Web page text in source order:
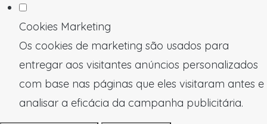
Cookies Marketing
Os cookies de marketing são usados para
entregar aos visitantes anúncios personalizados
com base nas páginas que eles visitaram antes e
analisar a eficácia da campanha publicitária.